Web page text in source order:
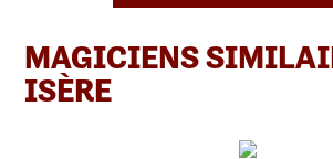
MAGICIENS
ISÈRE